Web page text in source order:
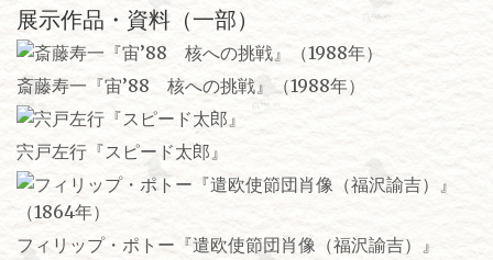
展示作品・資料（一部）
斎藤寿一『宙’88 核への挑戦』（1988年）
宍戸左行『スピード太郎』
フィリップ・ポトー『遣欧使節団肖像（福沢諭吉）』